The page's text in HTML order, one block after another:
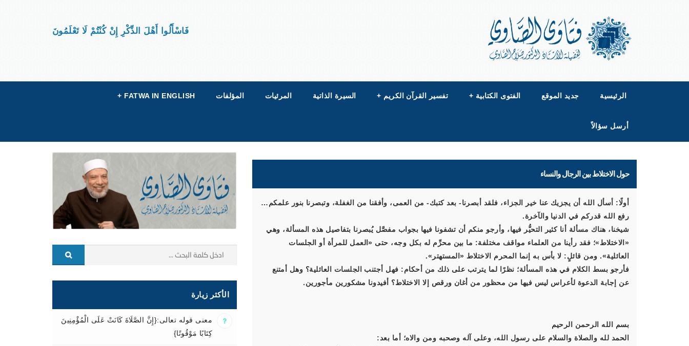
فَاسْأَلُوا أَهْلَ الذِّكْرِ إِنْ كُنْتُمْ لَا تَعْلَمُونَ
الرئيسية جديد الموقع الفتوى الكتابية + تفسير القرآن الكريم + السيرة الذاتية المرئيات المؤلفات FATWA IN ENGLISH
+
أرسل سؤالاً
حول الاختلاط بين الرجال والنساء
أولًا: أسأل الله أن يجزيك عنا خير الجزاء، فلقد أبصرنا- بعد كتبك- من العمى، وأفقنا من الغفلة، وتبصرنا بنور علمكم…
رفع الله قدركم في الدنيا والآخرة.
شيخنا، هناك مسألة أنا كثير التحيُّر فيها، وأرجو منكم أن تشفونا فيها بجواب مفصَّل يُبصرنا بتفاصيل هذه المسألة، وهي
«الاختلاط»؛ فقد رأينا من العلماء مواقف مختلفة: ما بين محرِّم له بكل وجه، حتى «العمل للمرأة أو الجلسات
العائلية». ومن قائلٍ: لا بأس به إنما المحرم الاختلاط «المستهتر».
فأرجو بسط الكلام في هذه المسألة؛ نظرًا لما يترتب على ذلك من أحكام: فهل أجتنب الجلسات العائلية؟ وهل أمتنع
عن إجابة الدعوة لأعراس ليس فيها من محظور من أغان ورقص إلا الاختلاط؟ أفيدونا مشكورين مأجورين.
بسم الله الرحمن الرحيم
الحمد لله والصلاة والسلام على رسول الله، وعلى آله وصحبه ومن والاه؛ أما بعد:
الأكثر زيارة
معنى قوله تعالى:{إِنَّ الصَّلَاةَ كَانَتْ عَلَى الْمُؤْمِنِينَ
كِتَابًا مَوْقُوتًا}